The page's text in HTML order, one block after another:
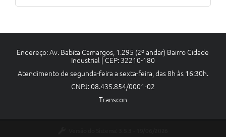
Endereço: Av. Babita Camargos, 1.295 (2º andar) Bairro Cidade
Industrial | CEP: 32210-180
Atendimento de segunda-feira a sexta-feira, das 8h às 16:30h.
CNPJ: 08.435.854/0001-02
Transcon